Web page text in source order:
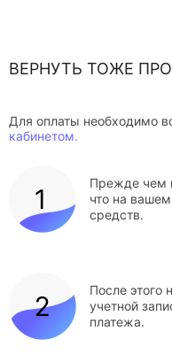
ВЕРНУТЬ ТОЖЕ
Для оплаты необходимо
кабинетом.
Прежде чем
что на
средств.
После этого
учетной
платежа.